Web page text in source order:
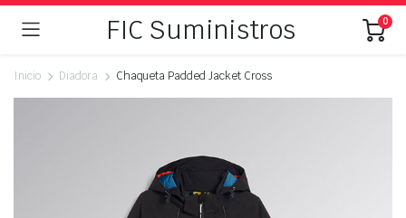
FIC Suministros 0
Inicio Diadora Chaqueta Padded Jacket Cross